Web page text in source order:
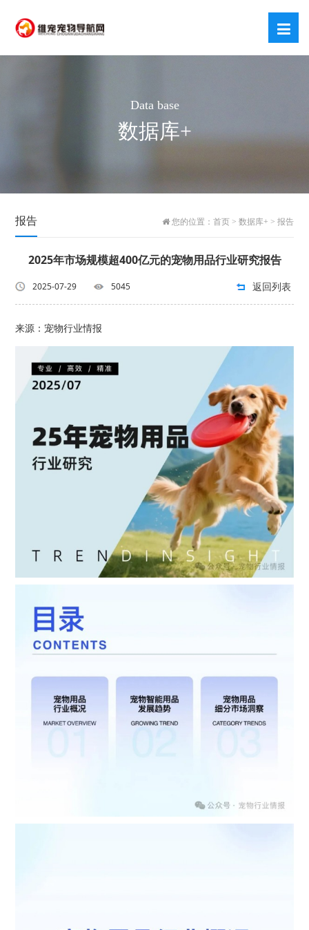
Data base
数据库+
报告 您的位置： 首页> 数据库+ > 报告
2025年市场规模超400亿元的宠物用品行业研究报告
2025-07-29 5045 返回列表
来源：宠物行业情报